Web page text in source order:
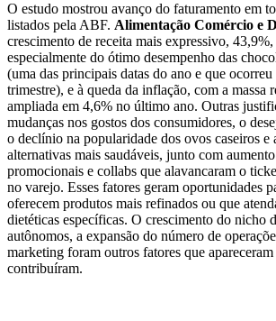
O estudo mostrou avanço do faturamento em
listados pela ABF. Alimentação Comércio e
crescimento de receita mais expressivo, 43,9%,
especialmente do ótimo desempenho das
(uma das principais datas do ano e que
trimestre), e à queda da inflação, com a massa
ampliada em 4,6% no último ano. Outras
mudanças nos gostos dos consumidores, o
o declínio na popularidade dos ovos caseiros e
alternativas mais saudáveis, junto com
promocionais e collabs que alavancaram o
no varejo. Esses fatores geram oportunidades
oferecem produtos mais refinados ou que
dietéticas específicas. O crescimento do nicho
autônomos, a expansão do número de
marketing foram outros fatores que apareceram
contribuíram.